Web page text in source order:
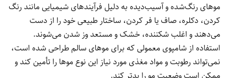
موهای رنگ‌شده و آسیب‌دیده به دلیل فرآیندهای شیمیایی مانند رنگ
کردن، دکلره، صاف یا فر کردن، ساختار طبیعی خود را از دست
می‌دهند و اغلب شکننده، خشک و مستعد وز شدن می‌شوند.
استفاده از شامپوی معمولی که برای موهای سالم طراحی شده است،
نمی‌تواند رطوبت و مواد مغذی مورد نیاز این نوع موها را تأمین کند و